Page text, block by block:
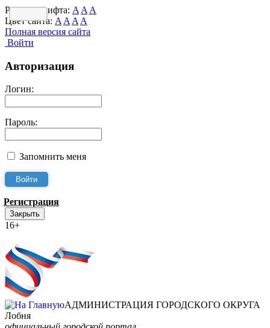
Размер шрифта: A A A
Цвет сайта: A A A A
Полная версия сайта
Войти
Авторизация
Логин:
Пароль:
Запомнить меня
Регистрация
Закрыть
16+
АДМИНИСТРАЦИЯ ГОРОДСКОГО ОКРУГА
Лобня